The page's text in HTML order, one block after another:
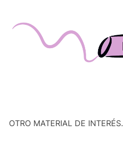
OTRO MATERIAL DE INTERÉS.